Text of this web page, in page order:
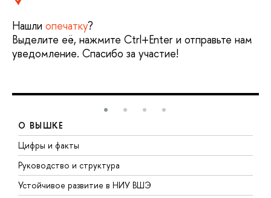
Нашли опечатку?
Выделите её, нажмите Ctrl+Enter и отправьте нам
уведомление. Спасибо за участие!
О ВЫШКЕ
Цифры и факты
Руководство и структура
Устойчивое развитие в НИУ ВШЭ